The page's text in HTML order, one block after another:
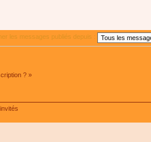
les messages publiés depuis :
? »